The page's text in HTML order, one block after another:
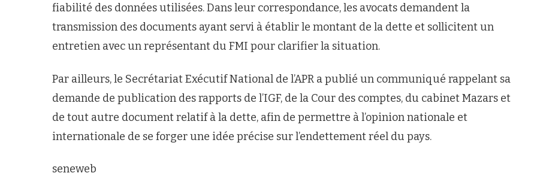
fiabilité des données utilisées. Dans leur correspondance, les avocats demandent la
transmission des documents ayant servi à établir le montant de la dette et sollicitent un
entretien avec un représentant du FMI pour clarifier la situation.
Par ailleurs, le Secrétariat Exécutif National de l’APR a publié un communiqué rappelant sa
demande de publication des rapports de l’IGF, de la Cour des comptes, du cabinet Mazars et
de tout autre document relatif à la dette, afin de permettre à l’opinion nationale et
internationale de se forger une idée précise sur l’endettement réel du pays.
seneweb